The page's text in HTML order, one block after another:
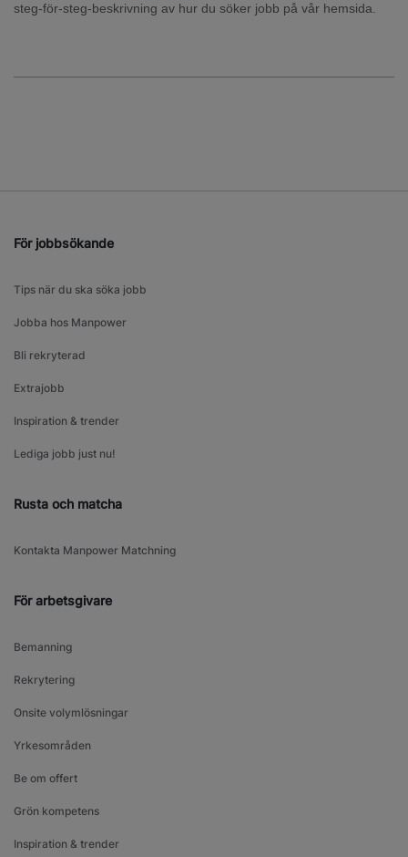
steg-för-steg-beskrivning av hur du söker jobb på vår hemsida.
För jobbsökande
Tips när du ska söka jobb
Jobba hos Manpower
Bli rekryterad
Extrajobb
Inspiration & trender
Lediga jobb just nu!
Rusta och matcha
Kontakta Manpower Matchning
För arbetsgivare
Bemanning
Rekrytering
Onsite volymlösningar
Yrkesområden
Be om offert
Grön kompetens
Inspiration & trender